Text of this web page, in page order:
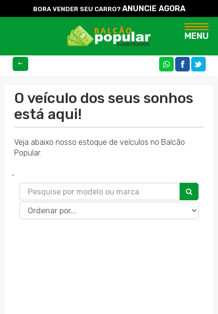
BORA VENDER SEU CARRO? ANUNCIE AGORA
MENU
O veículo dos seus sonhos
está aqui!
Veja abaixo nosso estoque de veículos no Balcão
Popular.
'